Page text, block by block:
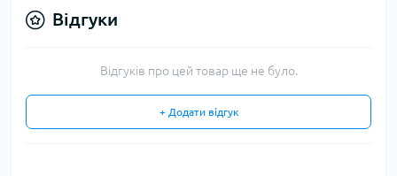
Відгуки
Відгуків про цей товар ще не було.
+ Додати відгук